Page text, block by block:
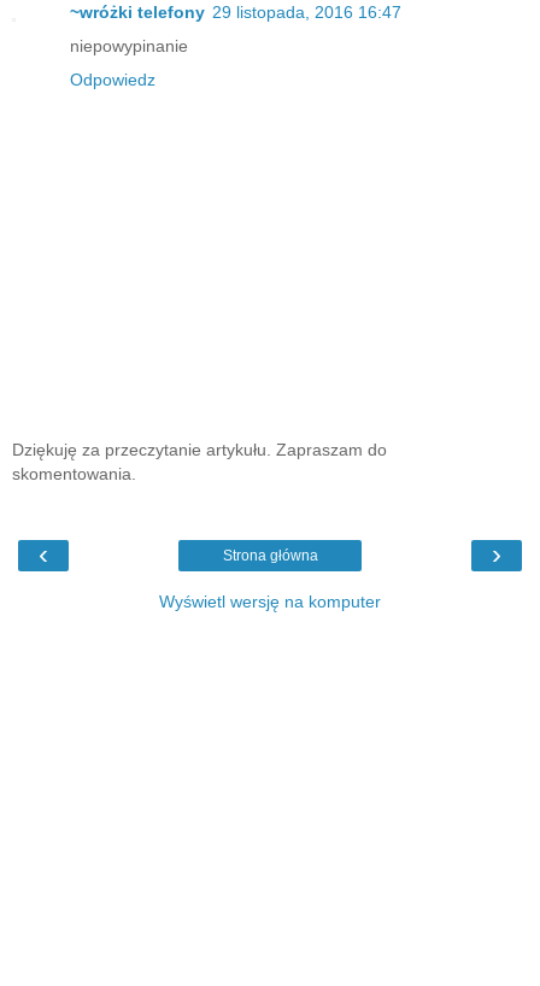
~wróżki telefony 29 listopada, 2016 16:47
niepowypinanie
Odpowiedz
Dziękuję za przeczytanie artykułu. Zapraszam do
skomentowania.
‹ ›
Strona główna
Wyświetl wersję na komputer